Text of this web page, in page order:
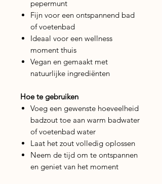
pepermunt
Fijn voor een ontspannend bad
of voetenbad
Ideaal voor een wellness
moment thuis
Vegan en gemaakt met
natuurlijke ingrediënten
Hoe te gebruiken
Voeg een gewenste hoeveelheid
badzout toe aan warm badwater
of voetenbad water
Laat het zout volledig oplossen
Neem de tijd om te ontspannen
en geniet van het moment